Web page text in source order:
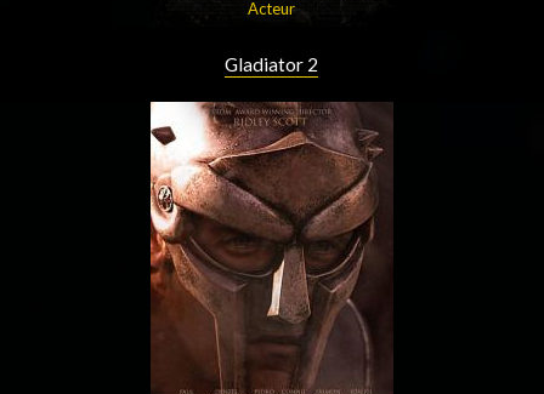
Acteur
Gladiator 2